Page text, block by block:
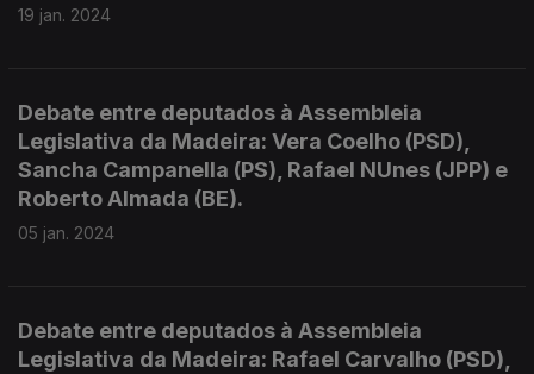
19 jan. 2024
Debate entre deputados à Assembleia
Legislativa da Madeira: Vera Coelho (PSD),
Sancha Campanella (PS), Rafael NUnes (JPP) e
Roberto Almada (BE).
05 jan. 2024
Debate entre deputados à Assembleia
Legislativa da Madeira: Rafael Carvalho (PSD),